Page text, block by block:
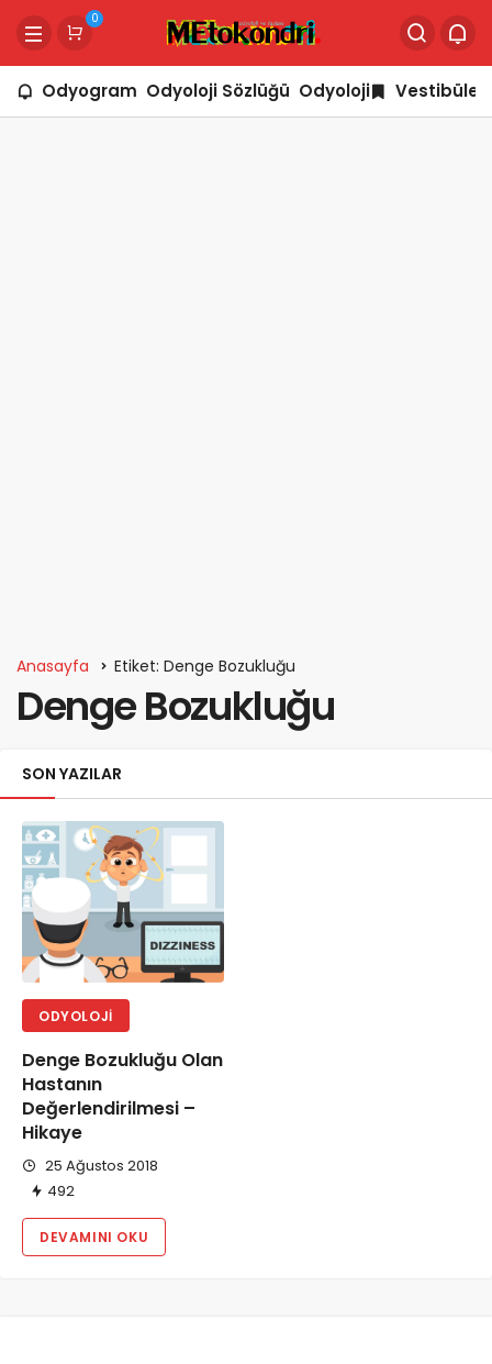
0
Odyogram Odyoloji Sözlüğü Odyoloji Vestibüler
Anasayfa Etiket: Denge Bozukluğu
Denge Bozukluğu
SON YAZILAR
ODYOLOJI
Denge Bozukluğu Olan
Hastanın
Değerlendirilmesi –
Hikaye
25 Ağustos 2018
492
DEVAMINI OKU